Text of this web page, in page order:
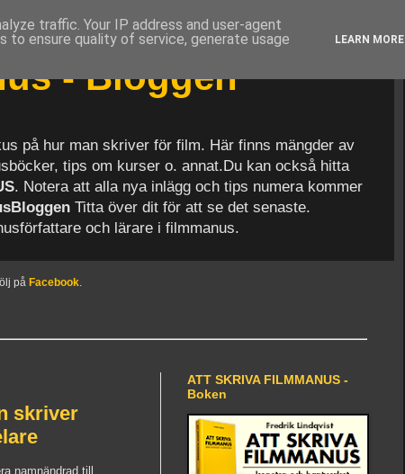
- Bloggen
på hur man skriver för film. Här finns mängder av
tips om kurser o. annat.Du kan också hitta
. Notera att alla nya inlägg och tips numera kommer
Titta över dit för att se det senaste.
och lärare i filmmanus.
på Facebook.
skriver
namnändrad till
ATT SKRIVA FILMMANUS -
Boken
traffic. Your IP address and user-agent
to ensure quality of service, generate usage
LEARN MORE